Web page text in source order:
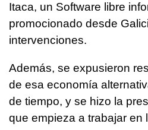
Itaca, un Software libre
promocionado desde
intervenciones.
Además, se expusieron
de esa economía
de tiempo, y se hizo la
que empieza a trabajar en